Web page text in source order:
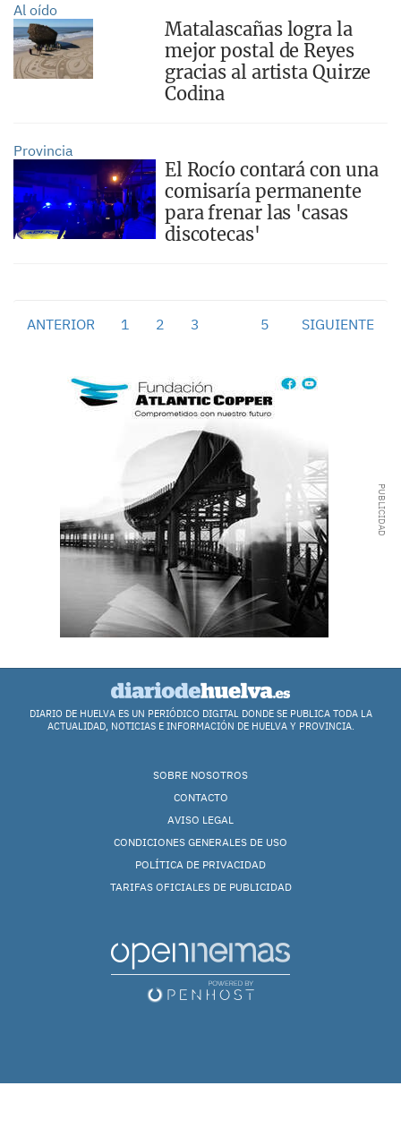
Al oído
Matalascañas logra la
mejor postal de Reyes
gracias al artista Quirze
Codina
Provincia
El Rocío contará con una
comisaría permanente
para frenar las 'casas
discotecas'
ANTERIOR 1 2 3 5 SIGUIENTE
DIARIO DE HUELVA ES UN PERIÓDICO DIGITAL DONDE SE PUBLICA TODA LA
ACTUALIDAD, NOTICIAS E INFORMACIÓN DE HUELVA Y PROVINCIA.
SOBRE NOSOTROS
CONTACTO
AVISO LEGAL
CONDICIONES GENERALES DE USO
POLÍTICA DE PRIVACIDAD
TARIFAS OFICIALES DE PUBLICIDAD